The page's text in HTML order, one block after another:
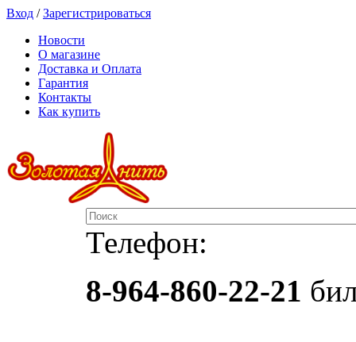
Вход /Зарегистрироваться
Новости
О магазине
Доставка и Оплата
Гарантия
Контакты
Как купить
Телефон:
8-964-860-22-21